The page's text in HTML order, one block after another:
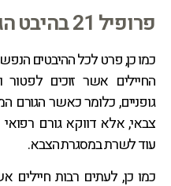
פרופיל 21 בהיבט הגופני
החיילים אשר זוכים לפטור
גופניים, כלומר כאשר הגורם
צבאי, אלא דווקא גורם רפואי
עוד לשרת במסגרת הצבא.
כמו כן, לעתים רבות חיילים